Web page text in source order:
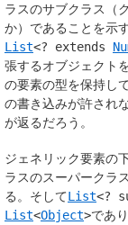
ラスのサブクラス（
か）であることを示
List<? extends
張するオブジェクト
の要素の型を保持し
の書き込みが許され
が返るだろう。
ジェネリック要素の
ラスのスーパークラ
る。そしてList<?
List<Object>であ